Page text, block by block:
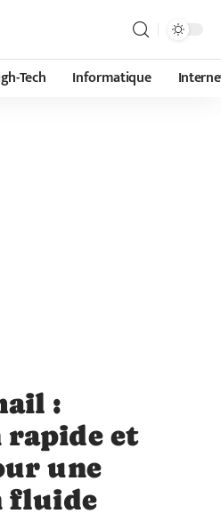
Tech Informatique
:
rapide et
une
fluide